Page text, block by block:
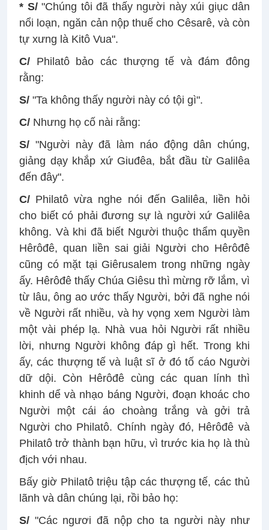
* S/"Chúng tôi đã thấy người này xúi giục dân
nổi loạn, ngăn cản nộp thuế cho Cêsarê, và còn
tự xưng là Kitô Vua".
C/ Philatô bảo các thượng tế và đám đông
rằng:
S/ "Ta không thấy người này có tội gì".
C/ Nhưng họ cố nài rằng:
S/ "Người này đã làm náo động dân chúng,
giảng dạy khắp xứ Giuđêa, bắt đầu từ Galilêa
đến đây".
C/ Philatô vừa nghe nói đến Galilêa, liền hỏi
cho biết có phải đương sự là người xứ Galilêa
không. Và khi đã biết Người thuộc thẩm quyền
Hêrôđê, quan liền sai giải Người cho Hêrôđê
cũng có mặt tại Giêrusalem trong những ngày
ấy. Hêrôđê thấy Chúa Giêsu thì mừng rỡ lắm, vì
từ lâu, ông ao ước thấy Người, bởi đã nghe nói
về Người rất nhiều, và hy vọng xem Người làm
một vài phép lạ. Nhà vua hỏi Người rất nhiều
lời, nhưng Người không đáp gì hết. Trong khi
ấy, các thượng tế và luật sĩ ở đó tố cáo Người
dữ dội. Còn Hêrôđê cùng các quan lính thì
khinh dể và nhạo báng Người, đoạn khoác cho
Người một cái áo choàng trắng và gởi trả
Người cho Philatô. Chính ngày đó, Hêrôđê và
Philatô trở thành bạn hữu, vì trước kia họ là thù
địch với nhau.
Bấy giờ Philatô triệu tập các thượng tế, các thủ
lãnh và dân chúng lại, rồi bảo họ:
S/ "Các ngươi đã nộp cho ta người này như